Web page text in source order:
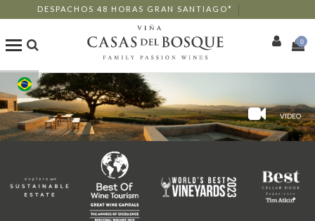
DESPACHOS 48 HORAS GRAN SANTIAGO*
Loja Online
Os Nossos Vinhos
Restaurantes
0
VIDEO